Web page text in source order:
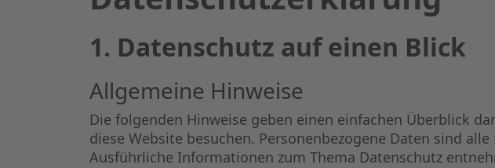
1. Datenschutz auf einen Blick
Allgemeine Hinweise
Die folgenden Hinweise geben einen einfachen Überblick
diese Website besuchen. Personenbezogene Daten sind
Ausführliche Informationen zum Thema Datenschutz